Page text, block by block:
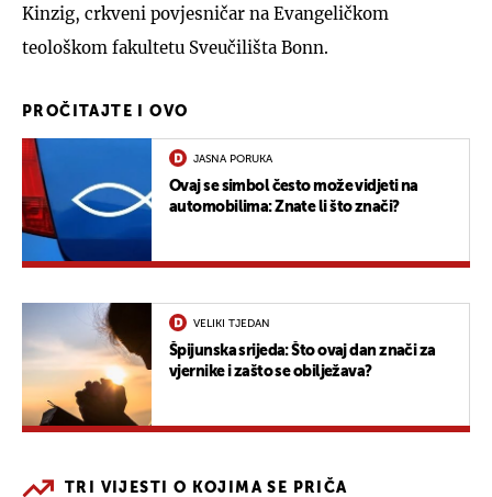
Kinzig, crkveni povjesničar na Evangeličkom
teološkom fakultetu Sveučilišta Bonn.
PROČITAJTE I OVO
JASNA PORUKA
Ovaj se simbol često može vidjeti na
automobilima: Znate li što znači?
VELIKI TJEDAN
Špijunska srijeda: Što ovaj dan znači za
vjernike i zašto se obilježava?
TRI VIJESTI O KOJIMA SE PRIČA